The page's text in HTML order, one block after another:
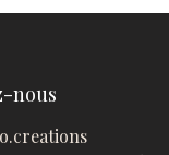
nous